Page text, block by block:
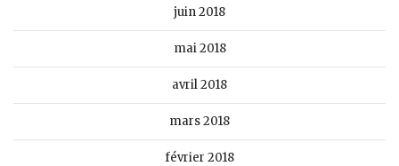
juin 2018
mai 2018
avril 2018
mars 2018
février 2018